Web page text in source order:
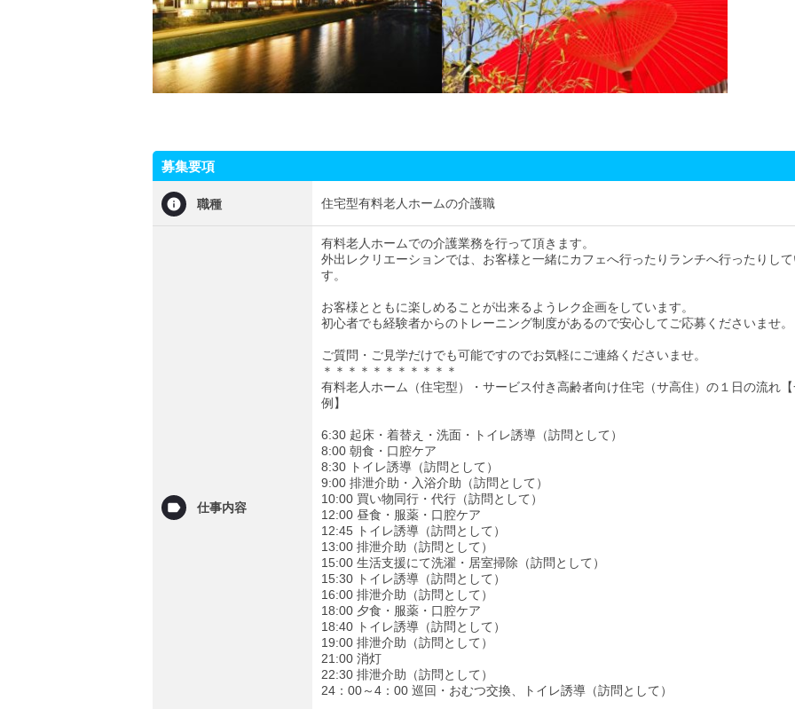
募集要項
職種 住宅型有料老人ホームの介護職
仕事内容
有料老人ホームでの介護業務を行って頂きます。
外出レクリエーションでは、お客様と一緒にカフェへ行ったりランチへ行ったりし
す。
お客様とともに楽しめることが出来るようレク企画をしています。
初心者でも経験者からのトレーニング制度があるので安心してご応募くださいませ。
ご質問・ご見学だけでも可能ですのでお気軽にご連絡くださいませ。
＊＊＊＊＊＊＊＊＊＊＊
有料老人ホーム（住宅型）・サービス付き高齢者向け住宅（サ高住）の１日の流れ
例】
6:30 起床・着替え・洗面・トイレ誘導（訪問として）
8:00 朝食・口腔ケア
8:30 トイレ誘導（訪問として）
9:00 排泄介助・入浴介助（訪問として）
10:00 買い物同行・代行（訪問として）
12:00 昼食・服薬・口腔ケア
12:45 トイレ誘導（訪問として）
13:00 排泄介助（訪問として）
15:00 生活支援にて洗濯・居室掃除（訪問として）
15:30 トイレ誘導（訪問として）
16:00 排泄介助（訪問として）
18:00 夕食・服薬・口腔ケア
18:40 トイレ誘導（訪問として）
19:00 排泄介助（訪問として）
21:00 消灯
22:30 排泄介助（訪問として）
24：00～4：00 巡回・おむつ交換、トイレ誘導（訪問として）